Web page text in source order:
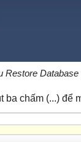
Restore Database
ba chấm (...) để